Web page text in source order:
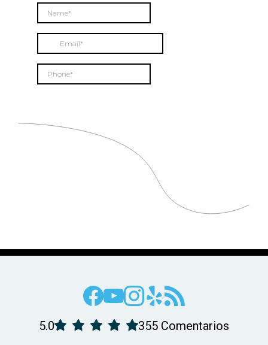
5.0 355 Comentarios